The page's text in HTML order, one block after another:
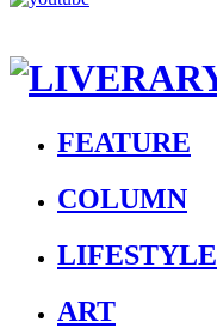
FEATURE
COLUMN
LIFESTYLE
ART